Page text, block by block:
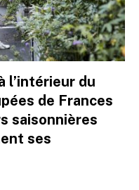
l’intérieur du
de Frances
saisonnières
ses